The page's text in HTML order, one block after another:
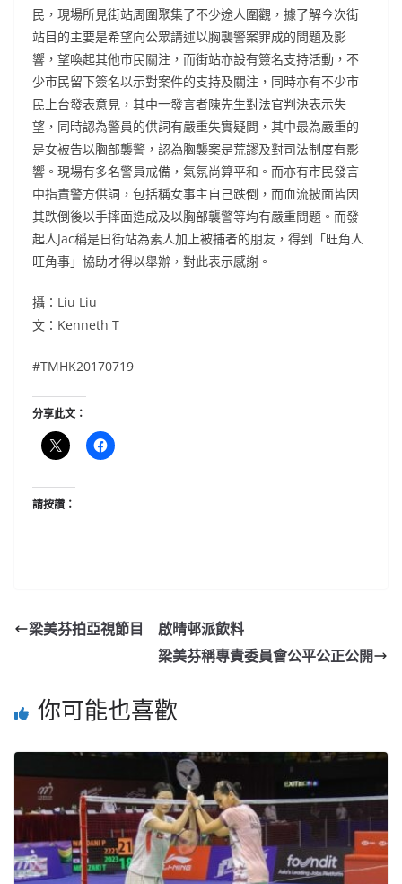
民，現場所見街站周圍聚集了不少途人圍觀，據了解今次街
站目的主要是希望向公眾講述以胸襲警案罪成的問題及影
響，望喚起其他市民關注，而街站亦設有簽名支持活動，不
少市民留下簽名以示對案件的支持及關注，同時亦有不少市
民上台發表意見，其中一發言者陳先生對法官判決表示失
望，同時認為警員的供詞有嚴重失實疑問，其中最為嚴重的
是女被告以胸部襲警，認為胸襲案是荒謬及對司法制度有影
響。現場有多名警員戒備，氣氛尚算平和。而亦有市民發言
中指責警方供詞，包括稱女事主自己跌倒，而血流披面皆因
其跌倒後以手摔面造成及以胸部襲警等均有嚴重問題。而發
起人Jac稱是日街站為素人加上被捕者的朋友，得到「旺角人
旺角事」協助才得以舉辦，對此表示感謝。
攝：Liu Liu
文：Kenneth T
#TMHK20170719
分享此文：
請按讚：
梁美芬拍亞視節目 啟晴邨派飲料
梁美芬稱專責委員會公平公正公開
你可能也喜歡